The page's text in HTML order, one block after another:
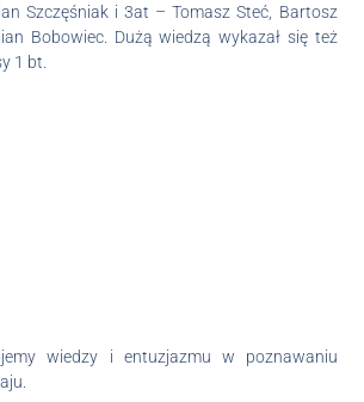
Szczęśniak i 3at – Tomasz Steć, Bartosz
Bobowiec. Dużą wiedzą wykazał się też
1 bt.
wiedzy i entuzjazmu w poznawaniu